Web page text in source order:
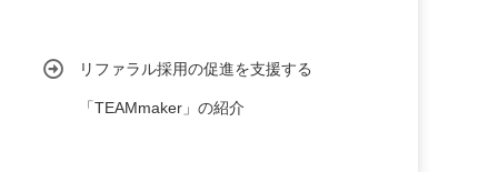
リファラル採用の促進を支援する
「TEAMmaker」の紹介